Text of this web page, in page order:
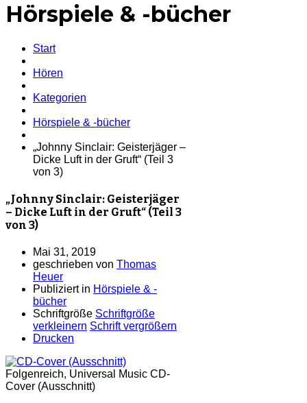
Hörspiele & -bücher
Start
Hören
Kategorien
Hörspiele & -bücher
„Johnny Sinclair: Geisterjäger –
Dicke Luft in der Gruft“ (Teil 3
von 3)
„Johnny Sinclair: Geisterjäger
– Dicke Luft in der Gruft“ (Teil 3
von 3)
Mai 31, 2019
geschrieben von Thomas
Heuer
Publiziert in Hörspiele & -
bücher
Schriftgröße Schriftgröße
verkleinern Schrift vergrößern
Drucken
Folgenreich, Universal Music CD-
Cover (Ausschnitt)